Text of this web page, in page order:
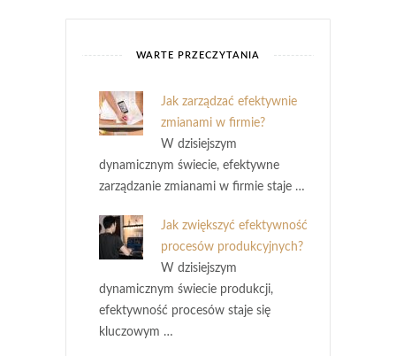
WARTE PRZECZYTANIA
Jak zarządzać efektywnie
zmianami w firmie?
W dzisiejszym
dynamicznym świecie, efektywne
zarządzanie zmianami w firmie staje …
Jak zwiększyć efektywność
procesów produkcyjnych?
W dzisiejszym
dynamicznym świecie produkcji,
efektywność procesów staje się
kluczowym …